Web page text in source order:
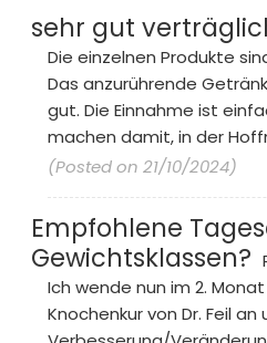
sehr gut
Die einzelnen Produkte
Das anzurührende
gut. Die Einnahme ist
machen damit, in der
(Posted on 21/10/2024)
Empfohlene
Gewichtsklassen?
Ich wende nun im 2.
Knochenkur von Dr. Feil